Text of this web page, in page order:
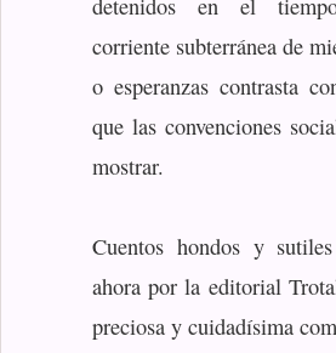
detenidos en el
corriente subterránea de
o esperanzas contrasta
que las convenciones
mostrar.
Cuentos hondos y sutiles
ahora por la editorial
preciosa y cuidadísima